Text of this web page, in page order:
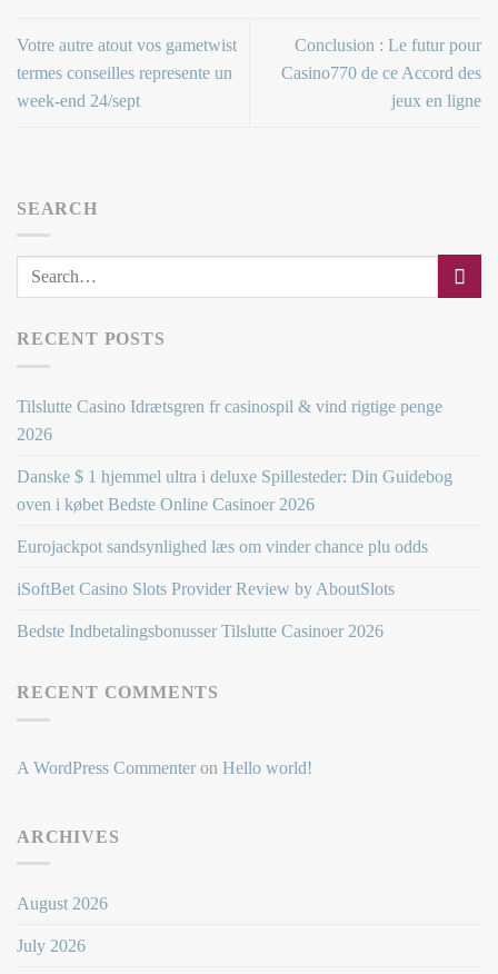
Votre autre atout vos gametwist
termes conseilles represente un
week-end 24/sept
Conclusion : Le futur pour
Casino770 de ce Accord des
jeux en ligne
SEARCH
RECENT POSTS
Tilslutte Casino Idrætsgren fr casinospil & vind rigtige penge
2026
Danske $ 1 hjemmel ultra i deluxe Spillesteder: Din Guidebog
oven i købet Bedste Online Casinoer 2026
Eurojackpot sandsynlighed læs om vinder chance plu odds
iSoftBet Casino Slots Provider Review by AboutSlots
Bedste Indbetalingsbonusser Tilslutte Casinoer 2026
RECENT COMMENTS
A WordPress Commenter on Hello world!
ARCHIVES
August 2026
July 2026